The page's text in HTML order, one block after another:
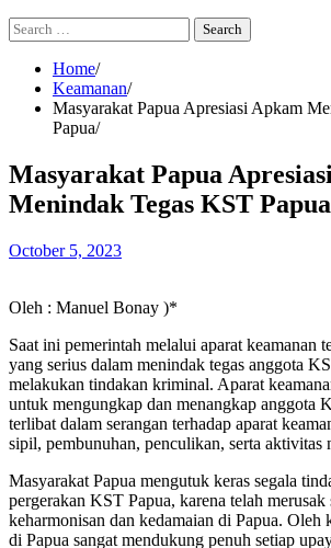
Search
for:
Home
Keamanan
Masyarakat Papua Apresiasi Apkam
Papua
Masyarakat Papua
Menindak Tegas KST Papua
October 5, 2023
Oleh : Manuel Bonay )*
Saat ini pemerintah melalui aparat keamanan
yang serius dalam menindak tegas anggota
melakukan tindakan kriminal. Aparat
untuk mengungkap dan menangkap anggota
terlibat dalam serangan terhadap aparat
sipil, pembunuhan, penculikan, serta aktivitas
Masyarakat Papua mengutuk keras segala
pergerakan KST Papua, karena telah merusak
keharmonisan dan kedamaian di Papua. Oleh
di Papua sangat mendukung penuh setiap